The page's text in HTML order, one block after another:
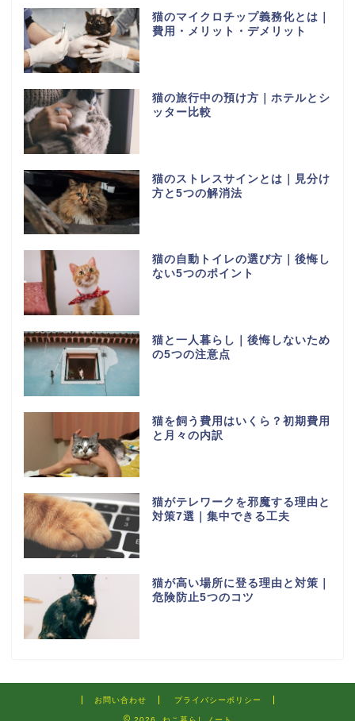
猫のマイクロチップ義務化とは｜
費用・メリット・デメリット
猫の旅行中の預け方｜ホテルとシ
ッター比較
猫のストレスサインとは｜見分け
方と5つの解消法
猫の自動トイレの選び方｜後悔し
ない5つのポイント
猫と一人暮らし｜後悔しないため
の5つの注意点
猫を飼う費用はいくら？初期費用
と月々の内訳
猫がテレワークを邪魔する理由と
対策7選｜集中できる工夫
猫が高い場所に登る理由と対策｜
危険防止5つのコツ
お問い合わせ プライバシーポリシー